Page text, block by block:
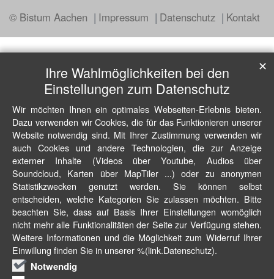
© Bistum Aachen Impressum Datenschutz Kontakt
Ihre Wahlmöglichkeiten bei den
Einstellungen zum Datenschutz
Wir möchten Ihnen ein optimales Webseiten-Erlebnis bieten.
Dazu verwenden wir Cookies, die für das Funktionieren unserer
Website notwendig sind. Mit Ihrer Zustimmung verwenden wir
auch Cookies und andere Technologien, die zur Anzeige
externer Inhalte (Videos über Youtube, Audios über
Soundcloud, Karten über MapTiler ...) oder zu anonymen
Statistikzwecken genutzt werden. Sie können selbst
entscheiden, welche Kategorien Sie zulassen möchten. Bitte
beachten Sie, dass auf Basis Ihrer Einstellungen womöglich
nicht mehr alle Funktionalitäten der Seite zur Verfügung stehen.
Weitere Informationen und die Möglichkeit zum Widerruf Ihrer
Einwillung finden Sie in unserer %(link.Datenschutz).
Notwendig
✕